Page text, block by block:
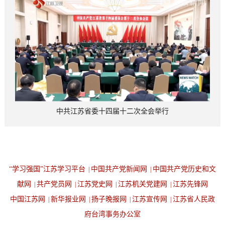
中共江苏省委十四届十二次全会举行
“学习强国”江苏学习平台 中国共产党新闻网
中国共产党历史和文
献网
共产党员网 江苏党史网 江苏机关党建网
江苏先锋网
中国江苏网
新华报业网 扬子晚报网 江苏宣传网
江苏省人民政
府台湾事务办公室